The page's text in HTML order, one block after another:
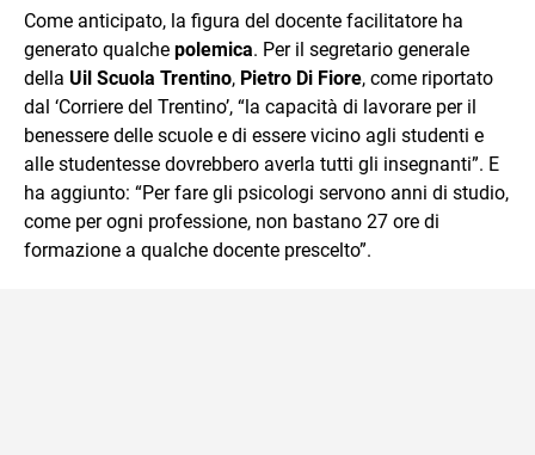
Come anticipato, la figura del docente facilitatore ha
generato qualche polemica. Per il segretario generale
della Uil Scuola Trentino, Pietro Di Fiore, come riportato
dal ‘Corriere del Trentino’, “la capacità di lavorare per il
benessere delle scuole e di essere vicino agli studenti e
alle studentesse dovrebbero averla tutti gli insegnanti”. E
ha aggiunto: “Per fare gli psicologi servono anni di studio,
come per ogni professione, non bastano 27 ore di
formazione a qualche docente prescelto”.